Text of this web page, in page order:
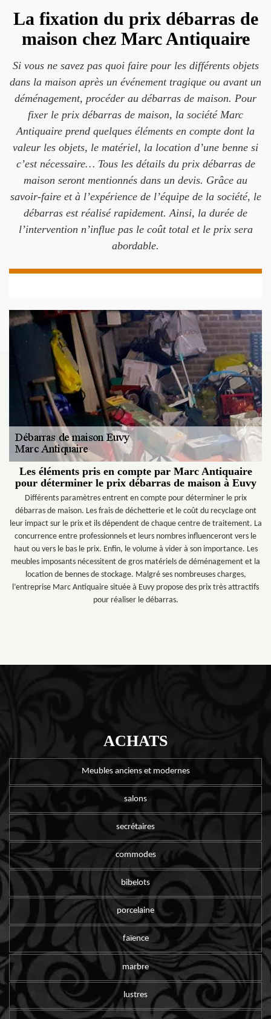
La fixation du prix débarras de
maison chez Marc Antiquaire
Si vous ne savez pas quoi faire pour les différents objets
dans la maison après un événement tragique ou avant un
déménagement, procéder au débarras de maison. Pour
fixer le prix débarras de maison, la société Marc
Antiquaire prend quelques éléments en compte dont la
valeur les objets, le matériel, la location d’une benne si
c’est nécessaire… Tous les détails du prix débarras de
maison seront mentionnés dans un devis. Grâce au
savoir-faire et à l’expérience de l’équipe de la société, le
débarras est réalisé rapidement. Ainsi, la durée de
l’intervention n’influe pas le coût total et le prix sera
abordable.
Les éléments pris en compte par Marc Antiquaire
pour déterminer le prix débarras de maison à Euvy
Différents paramètres entrent en compte pour déterminer le prix
débarras de maison. Les frais de déchetterie et le coût du recyclage ont
leur impact sur le prix et ils dépendent de chaque centre de traitement. La
concurrence entre professionnels et leurs nombres influenceront vers le
haut ou vers le bas le prix. Enfin, le volume à vider à son importance. Les
meubles imposants nécessitent de gros matériels de déménagement et la
location de bennes de stockage. Malgré ses nombreuses charges,
l’entreprise Marc Antiquaire située à Euvy propose des prix très attractifs
pour réaliser le débarras.
ACHATS
Meubles anciens et modernes
salons
secrétaires
commodes
bibelots
porcelaine
faïence
marbre
lustres